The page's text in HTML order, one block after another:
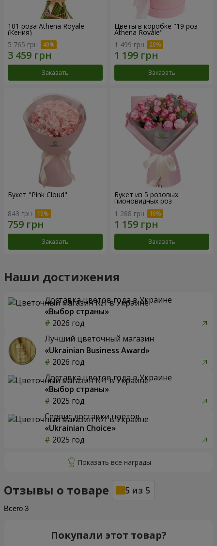
101 роза Athena Royale
(Кения)
5 765 грн
Заказать
Цветы в коробке "19 роз
Athena Royale"
1 499 грн
Заказать
Букет "Pink Cloud"
843 грн
Заказать
Букет из 5 розовых
пионовидных роз
1 288 грн
Заказать
Наши достижения
Доставка цветов года в Украине
«Выбор страны»
2026 год
Лучший цветочный магазин
«Ukrainian Business Award»
2026 год
Доставка цветов года в Украине
«Выбор страны»
2025 год
Сервис доставки цветов
«Ukrainian Choice»
2025 год
Отзывы о товаре 5 из 5
Всего 3
Покупали этот товар?